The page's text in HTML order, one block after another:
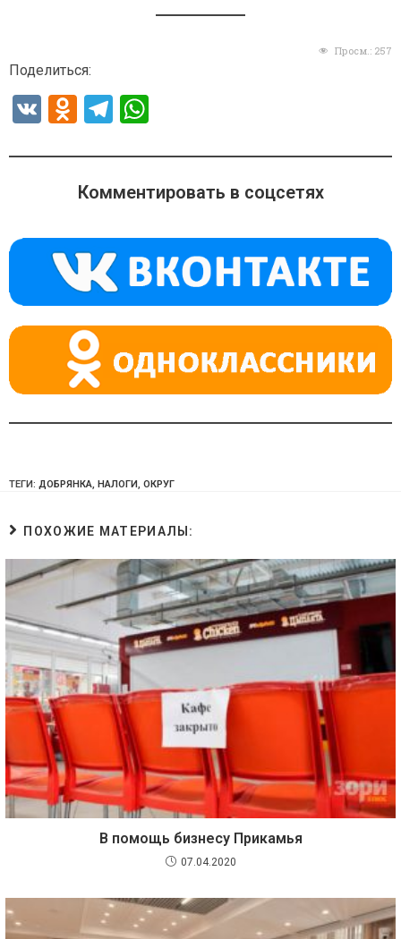
Просм.: 257
Поделиться:
V
O
n
o
a
ss
ni
ki
T
e
gr
m
at
s
p
p
Комментировать в соцсетях
ТЕГИ: ДОБРЯНКА, НАЛОГИ, ОКРУГ
ПОХОЖИЕ МАТЕРИАЛЫ:
В помощь бизнесу Прикамья
07.04.2020